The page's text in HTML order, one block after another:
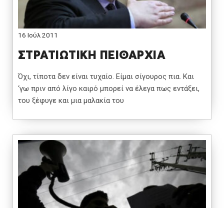
16 Ιούλ 2011
ΣΤΡΑΤΙΩΤΙΚΗ ΠΕΙΘΑΡΧΙΑ
Όχι, τίποτα δεν είναι τυχαίο. Είμαι σίγουρος πια. Και
‘γω πριν από λίγο καιρό μπορεί να έλεγα πως εντάξει,
του ξέφυγε και μια μαλακία του